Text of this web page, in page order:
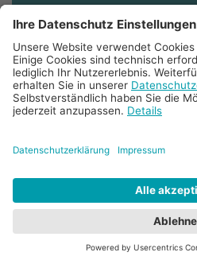
© 2025 Bistum Aachen
Datenschutz